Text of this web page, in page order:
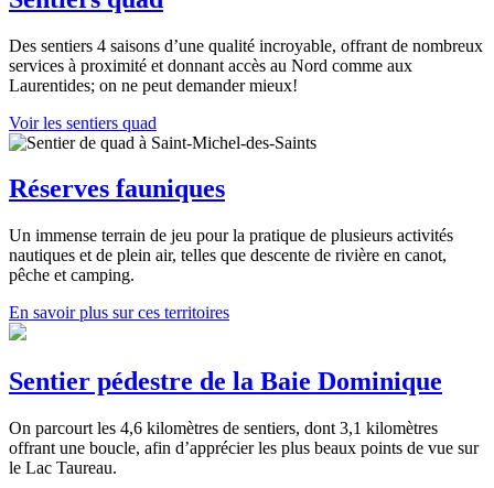
Des sentiers 4 saisons d’une qualité incroyable, offrant de nombreux
services à proximité et donnant accès au Nord comme aux
Laurentides; on ne peut demander mieux!
Voir les sentiers quad
Réserves fauniques
Un immense terrain de jeu pour la pratique de plusieurs activités
nautiques et de plein air, telles que descente de rivière en canot,
pêche et camping.
En savoir plus sur ces territoires
Sentier pédestre de la Baie Dominique
On parcourt les 4,6 kilomètres de sentiers, dont 3,1 kilomètres
offrant une boucle, afin d’apprécier les plus beaux points de vue sur
le Lac Taureau.